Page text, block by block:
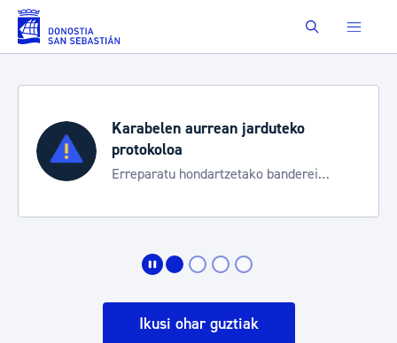
Eduki nagusira joan Buscar
Karabelen aurrean jarduteko
protokoloa
Erreparatu hondartzetako banderei
Ikusi ohar guztiak